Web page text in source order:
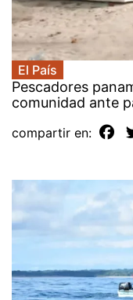
El País
Pescadores
comunidad ante
compartir en: